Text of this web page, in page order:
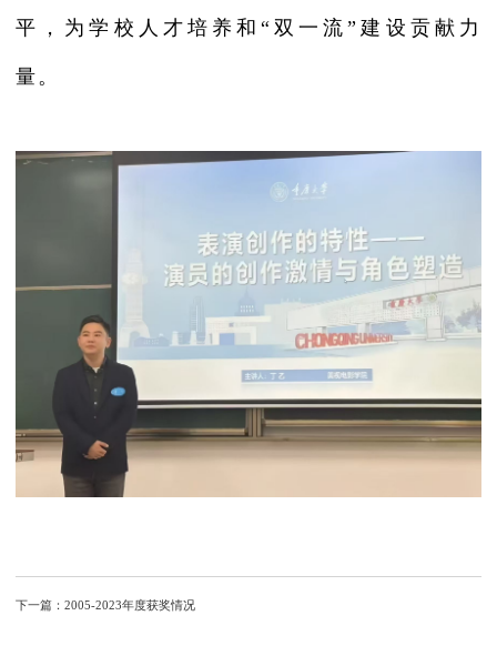
平，为学校人才培养和“双一流”建设贡献力
量。
下一篇：2005-2023年度获奖情况